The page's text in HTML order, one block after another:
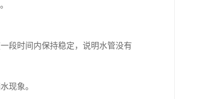
段时间内保持稳定，说明水管没有
现象。